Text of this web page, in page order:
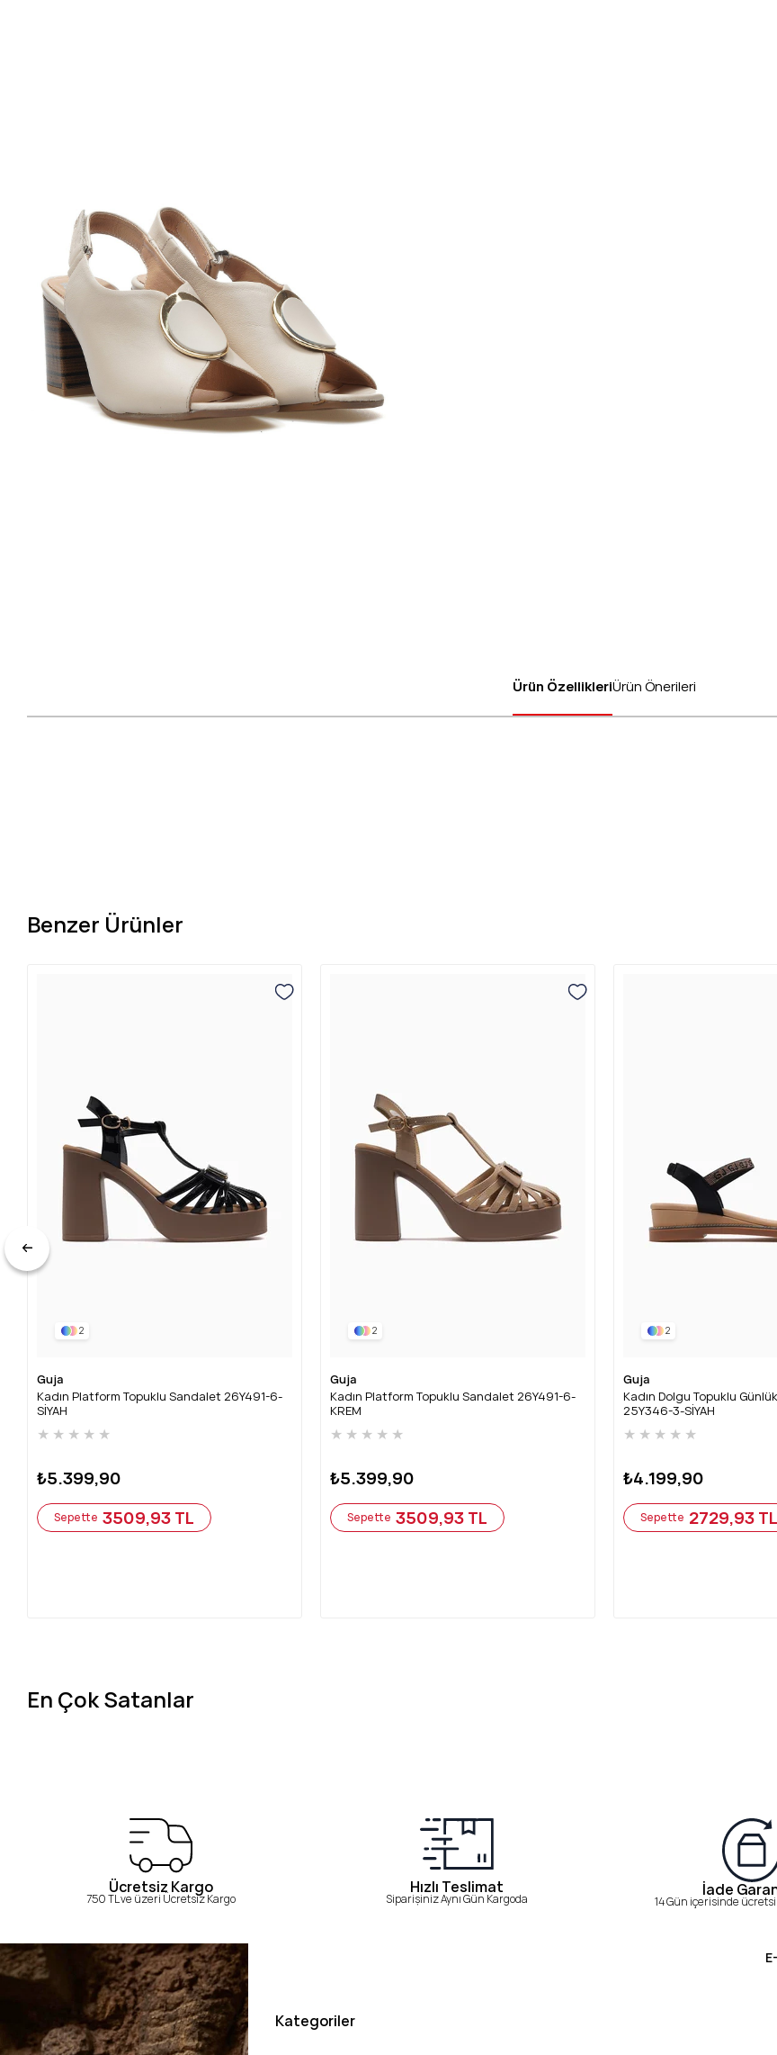
Ürün ÖzellikleriÜrün Önerileri
Benzer Ürünler
2
Guja
Kadın Platform Topuklu Sandalet 26Y491-6-
SİYAH
★ ★ ★ ★ ★
₺5.399,90
Sepette 3509,93 TL
2
Guja
Kadın Platform Topuklu Sandalet 26Y491-6-
KREM
★ ★ ★ ★ ★
₺5.399,90
Sepette 3509,93 TL
2
Guja
Kadın Dolgu Topuklu
25Y346-3-SİYAH
★ ★ ★ ★ ★
₺4.199,90
Sepette 2729,93 TL
En Çok Satanlar
Ücretsiz Kargo
750 TL ve üzeri Ücretsiz Kargo
Hızlı Teslimat
Siparişiniz Aynı Gün Kargoda İade
14 Gün içerisinde
Kategoriler